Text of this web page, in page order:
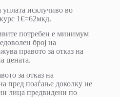
уплата исклучиво во
1€=62мкд.
потребен е минимум
број на
правото за отказ на
цената.
за отказ на
пред поаѓање доколку не
лица предвидени по